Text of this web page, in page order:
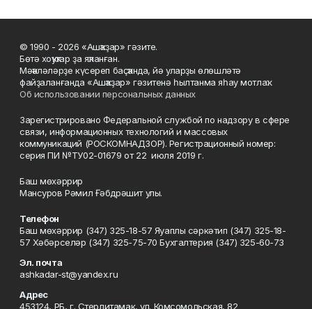
© 1990 - 2026 «Ашҡаҙар» гәзите.
Бөтә хоҡуҡтар ҙа яҡланған.
Мәҡәләләрҙе күсереп баҫҡанда, йә уларҙы өлөшләтә
файҙаланғанда «Ашҡаҙар» гәзитенә һылтанма яһау мотлаҡ.
Об использовании персональных данных
Зарегистрировано Федеральной службой по надзору в сфере
связи, информационных технологий и массовых
коммуникаций (РОСКОМНАДЗОР). Регистрационный номер:
серия ПИ №ТУ02-01679 от 22 июля 2019 г.
Баш мөхәррир
Мансуров Рәмил Ғәбдрәшит улы.
Телефон
Баш мөхәррир (347) 325-18-57 Яуаплы сәркәтип (347) 325-18-
57 Хәбәрселәр (347) 325-75-70 Бухгалтерия (347) 325-60-73
Эл. почта
ashkadar-st@yandex.ru
Адрес
453124, РБ, г. Стерлитамак, ул. Комсомольская, 82